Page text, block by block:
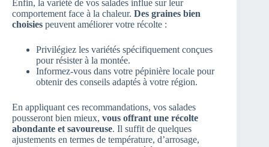
Enfin, la variété de vos salades influe sur leur
comportement face à la chaleur. Des graines bien
choisies peuvent améliorer votre récolte :
Privilégiez les variétés spécifiquement conçues
pour résister à la montée.
Informez-vous dans votre pépinière locale pour
obtenir des conseils adaptés à votre région.
En appliquant ces recommandations, vos salades
pousseront bien mieux, vous offrant une récolte
abondante et savoureuse. Il suffit de quelques
ajustements en termes de température, d’arrosage,